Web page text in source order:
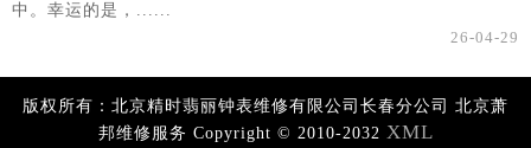
中。幸运的是，......
26-04-29
版权所有：北京精时翡丽钟表维修有限公司长春分公司 北京萧
邦维修服务 Copyright © 2010-2032 XML